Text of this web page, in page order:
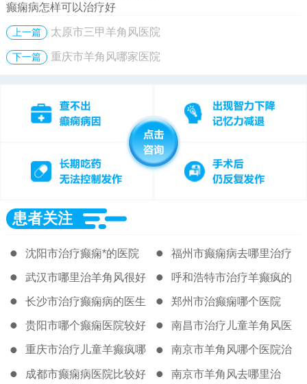
癫痫病怎样可以治疗好
上一篇 太原市三甲羊角风医院
下一篇 重庆市羊角风哪家医院
患者关注
沈阳市治疗癫痫*的医院 福州市癫痫病去哪里治疗
好
武汉市哪里治羊角风很好 呼和浩特市治疗羊癫疯的
著名医院
长沙市治疗癫痫病的医生 郑州市治癫痫哪个医院
贵阳市哪个癫痫医院较好 南昌市治疗儿童羊角风医
院
重庆市治疗儿童羊癫疯哪
的医院很好
南京市羊角风哪个医院治
得好
成都市癫痫病医院比较好 南京市羊角风去哪里治